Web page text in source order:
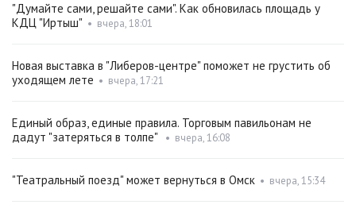
"Думайте сами, решайте сами". Как обновилась площадь у
КДЦ "Иртыш" • вчера, 18:01
Новая выставка в "Либеров-центре" поможет не грустить об
уходящем лете • вчера, 17:21
Единый образ, единые правила. Торговым павильонам не
дадут "затеряться в толпе"
• вчера, 16:08
"Театральный поезд" может вернуться в Омск • вчера, 15:34